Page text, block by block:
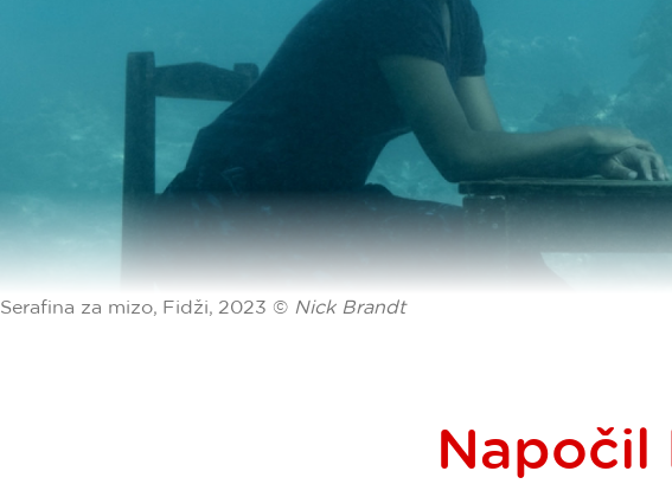
Serafina za mizo, Fidži, 2023 © Nick Brandt
Napočil